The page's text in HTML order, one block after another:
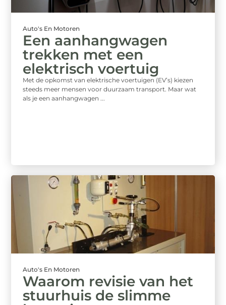
Auto's En Motoren
Een aanhangwagen
trekken met een
elektrisch voertuig
Met de opkomst van elektrische voertuigen (EV’s) kiezen
steeds meer mensen voor duurzaam transport. Maar wat
als je een aanhangwagen ...
Auto's En Motoren
Waarom revisie van het
stuurhuis de slimme